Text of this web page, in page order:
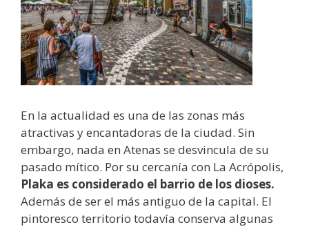
En la actualidad es una de las zonas más
atractivas y encantadoras de la ciudad. Sin
embargo, nada en Atenas se desvincula de su
pasado mítico. Por su cercanía con La Acrópolis,
Plaka es considerado el barrio de los dioses.
Además de ser el más antiguo de la capital. El
pintoresco territorio todavía conserva algunas